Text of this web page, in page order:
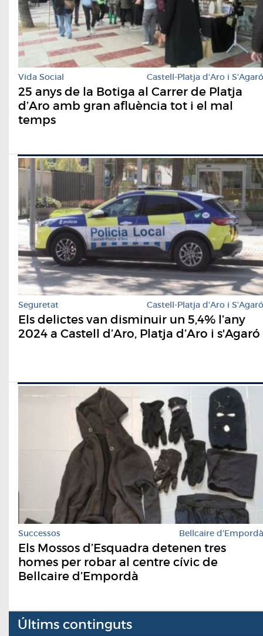
Vida Social Castell-Platja d'Aro i S'Agaró
25 anys de la Botiga al Carrer de Platja
d’Aro amb gran afluència tot i el mal
temps
Seguretat Castell-Platja d'Aro i S'Agaró
Els delictes van disminuir un 5,4% l’any
2024 a Castell d’Aro, Platja d’Aro i s'Agaró
Successos Bellcaire d'Empordà
Els Mossos d’Esquadra detenen tres
homes per robar al centre cívic de
Bellcaire d’Empordà
Últims continguts